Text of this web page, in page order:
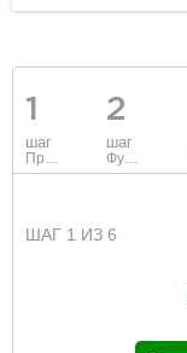
1
шаг
Проект
2
шаг
Фундамент
ШАГ 1 ИЗ 6